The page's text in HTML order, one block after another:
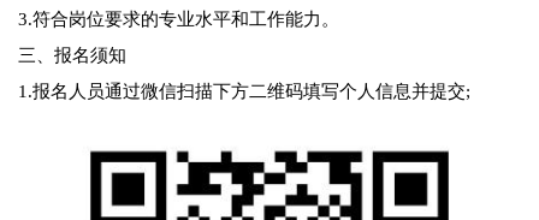
3.符合岗位要求的专业水平和工作能力。
三、报名须知
1.报名人员通过微信扫描下方二维码填写个人信息并提交;